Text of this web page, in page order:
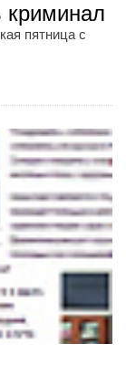
криминал
пятница с